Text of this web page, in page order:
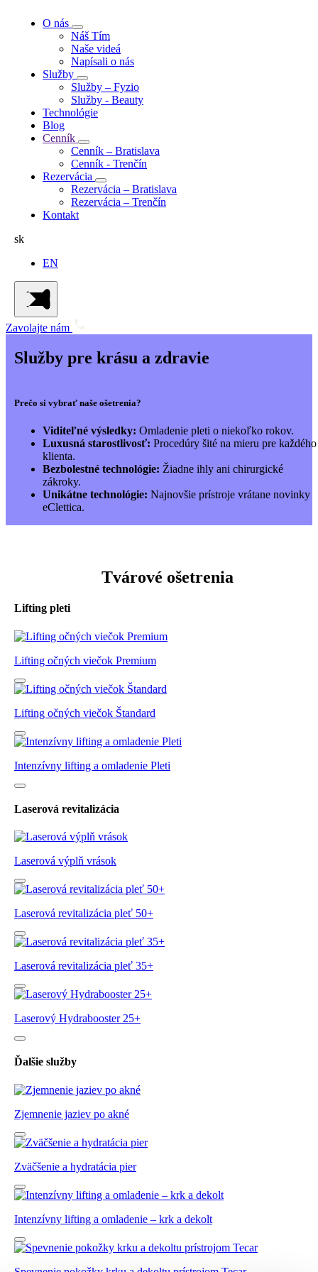
O nás
Náš Tím
Naše videá
Napísali o nás
Služby
Služby – Fyzio
Služby - Beauty
Technológie
Blog
Cenník
Cenník – Bratislava
Cenník - Trenčín
Rezervácia
Rezervácia – Bratislava
Rezervácia – Trenčín
Kontakt
sk
EN
Zavolajte nám
Služby pre krásu a zdravie
Prečo si vybrať naše ošetrenia?
Viditeľné výsledky: Omladenie pleti o niekoľko rokov.
Luxusná starostlivosť: Procedúry šité na mieru pre každého
klienta.
Bezbolestné technológie: Žiadne ihly ani chirurgické
zákroky.
Unikátne technológie: Najnovšie prístroje vrátane novinky
eClettica.
Tvárové ošetrenia
Lifting pleti
Lifting očných viečok Premium
Lifting očných viečok Štandard
Intenzívny lifting a omladenie Pleti
Laserová revitalizácia
Laserová výplň vrások
Laserová revitalizácia pleť 50+
Laserová revitalizácia pleť 35+
Laserový Hydrabooster 25+
Ďalšie služby
Zjemnenie jaziev po akné
Zväčšenie a hydratácia pier
Intenzívny lifting a omladenie – krk a dekolt